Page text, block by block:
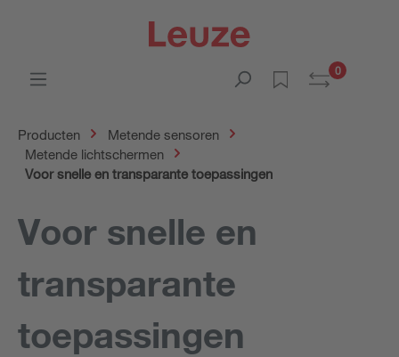
0
Producten
Metende sensoren
Metende lichtschermen
Voor snelle en transparante toepassingen
Voor snelle en
transparante
toepassingen